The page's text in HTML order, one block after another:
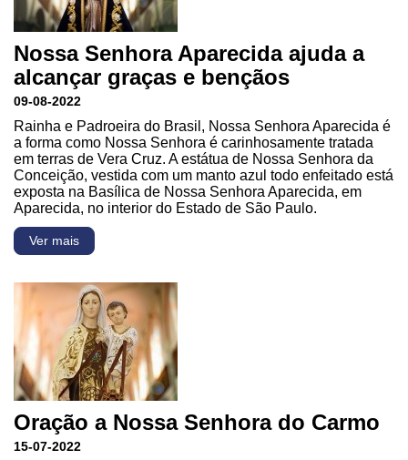
Nossa Senhora Aparecida ajuda a
alcançar graças e bençãos
09-08-2022
Rainha e Padroeira do Brasil, Nossa Senhora Aparecida é
a forma como Nossa Senhora é carinhosamente tratada
em terras de Vera Cruz. A estátua de Nossa Senhora da
Conceição, vestida com um manto azul todo enfeitado está
exposta na Basílica de Nossa Senhora Aparecida, em
Aparecida, no interior do Estado de São Paulo.
Ver mais
Oração a Nossa Senhora do Carmo
15-07-2022